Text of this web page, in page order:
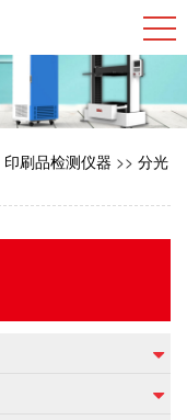
印刷品检测仪器 >> 分光